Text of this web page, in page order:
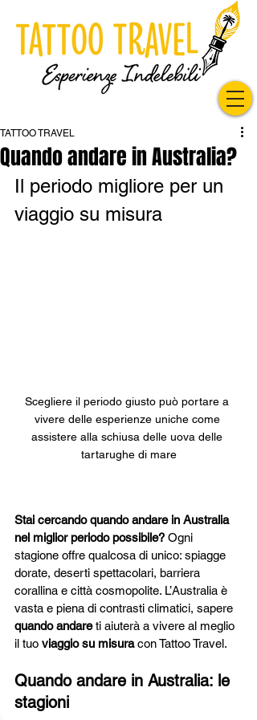
Quando andare in Australia?
TATTOO TRAVEL
Il periodo migliore per un
viaggio su misura
Scegliere il periodo giusto può portare a
vivere delle esperienze uniche come
assistere alla schiusa delle uova delle
tartarughe di mare
Stai cercando quando andare in Australia
nel miglior periodo possibile? Ogni
stagione offre qualcosa di unico: spiagge
dorate, deserti spettacolari, barriera
corallina e città cosmopolite. L’Australia è
vasta e piena di contrasti climatici, sapere
quando andare ti aiuterà a vivere al meglio
il tuo viaggio su misura con Tattoo Travel.
Quando andare in Australia: le
stagioni